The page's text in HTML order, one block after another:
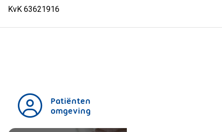
KvK 63621916
Patiënten
omgeving